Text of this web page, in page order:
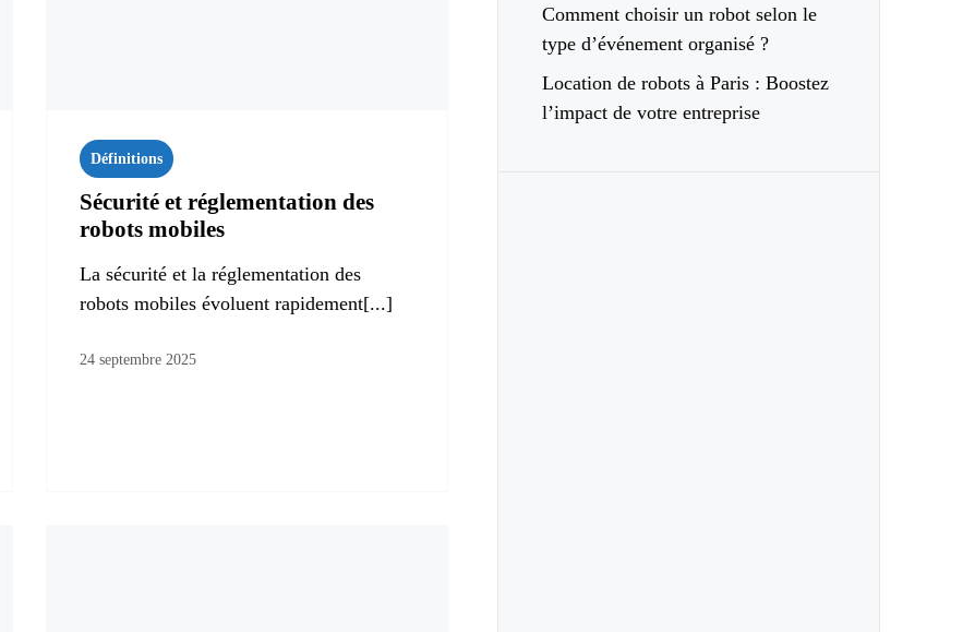
Définitions
Sécurité et réglementation des
robots mobiles
La sécurité et la réglementation des
robots mobiles évoluent rapidement[...]
24 septembre 2025
Comment choisir un robot selon le
type d’événement organisé ?
Location de robots à Paris : Boostez
l’impact de votre entreprise